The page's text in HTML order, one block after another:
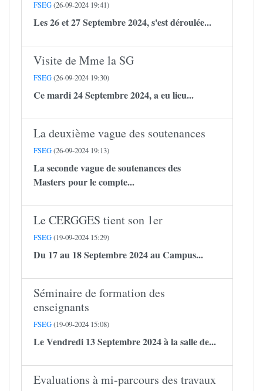
FSEG(26-09-2024 19:41)
Les 26 et 27 Septembre 2024, s'est déroulée...
Visite de Mme la SG
FSEG(26-09-2024 19:30)
Ce mardi 24 Septembre 2024, a eu lieu...
La deuxième vague des soutenances
FSEG(26-09-2024 19:13)
La seconde vague de soutenances des
Masters pour le compte...
Le CERGGES tient son 1er
FSEG(19-09-2024 15:29)
Du 17 au 18 Septembre 2024 au Campus...
Séminaire de formation des
enseignants
FSEG(19-09-2024 15:08)
Le Vendredi 13 Septembre 2024 à la salle de...
Evaluations à mi-parcours des travaux